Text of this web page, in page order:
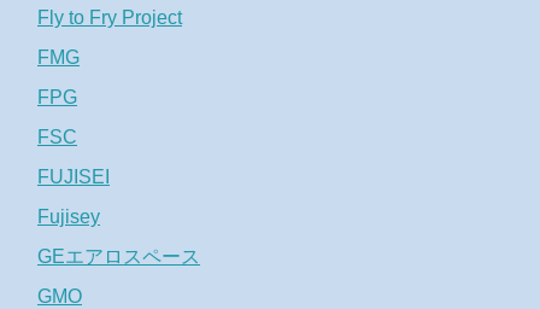
Fly to Fry Project
FMG
FPG
FSC
FUJISEI
Fujisey
GEエアロスペース
GMO